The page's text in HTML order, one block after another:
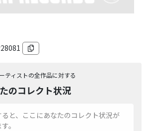
ティストの全作品に対する
のコレクト状況
ると、ここにあなたのコレクト状況が
。